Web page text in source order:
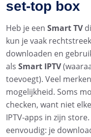
set-top box
Heb je een Smart TV
kun je vaak
downloaden en
als Smart IPTV
toevoegt). Veel
mogelijkheid. Soms
checken, want niet
IPTV-apps in zijn
eenvoudig: je